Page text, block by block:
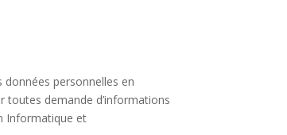
données personnelles en
demande d’informations
Informatique et